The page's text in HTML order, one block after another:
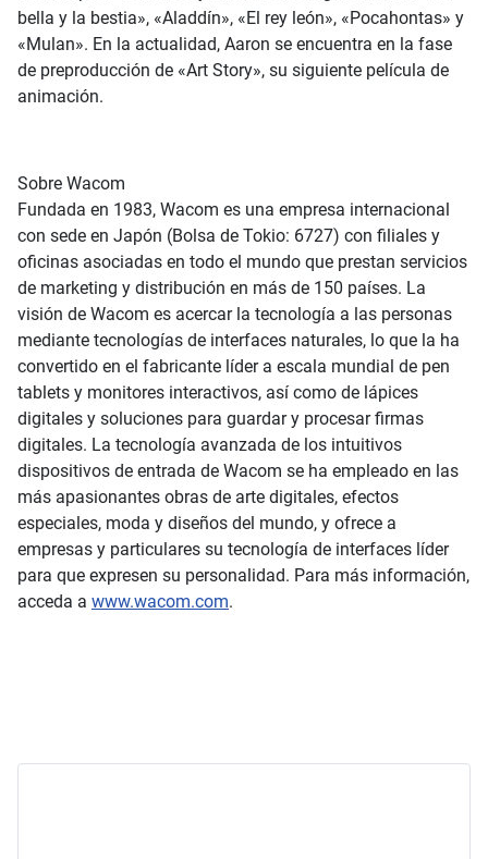
bella y la bestia», «Aladdín», «El rey león», «Pocahontas» y
«Mulan». En la actualidad, Aaron se encuentra en la fase
de preproducción de «Art Story», su siguiente película de
animación.
Sobre Wacom
Fundada en 1983, Wacom es una empresa internacional
con sede en Japón (Bolsa de Tokio: 6727) con filiales y
oficinas asociadas en todo el mundo que prestan servicios
de marketing y distribución en más de 150 países. La
visión de Wacom es acercar la tecnología a las personas
mediante tecnologías de interfaces naturales, lo que la ha
convertido en el fabricante líder a escala mundial de pen
tablets y monitores interactivos, así como de lápices
digitales y soluciones para guardar y procesar firmas
digitales. La tecnología avanzada de los intuitivos
dispositivos de entrada de Wacom se ha empleado en las
más apasionantes obras de arte digitales, efectos
especiales, moda y diseños del mundo, y ofrece a
empresas y particulares su tecnología de interfaces líder
para que expresen su personalidad. Para más información,
acceda a www.wacom.com.